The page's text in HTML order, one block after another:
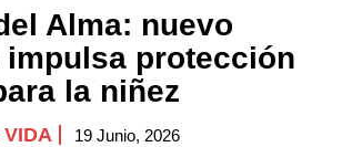
Alma: nuevo
protección
la niñez
19 Junio, 2026